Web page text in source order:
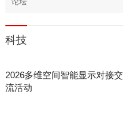
科技
2026多维空间智能显示对接交
流活动